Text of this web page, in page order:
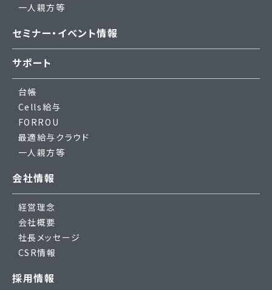
一人親方等
セミナー・イベント情報
サポート
台帳
Cells給与
FORROU
最適給与クラウド
一人親方等
会社情報
経営理念
会社概要
社長メッセージ
CSR情報
採用情報